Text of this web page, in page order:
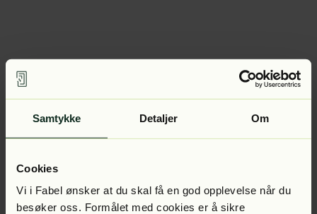
Samtykke Detaljer Om
Cookies
Vi i Fabel ønsker at du skal få en god opplevelse når du
besøker oss. Formålet med cookies er å sikre